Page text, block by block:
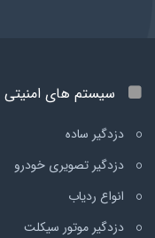
سیستم های امنیتی
دزدگیر ساده
دزدگیر تصویری خودرو
انواع ردیاب
دزدگیر موتور سیکلت